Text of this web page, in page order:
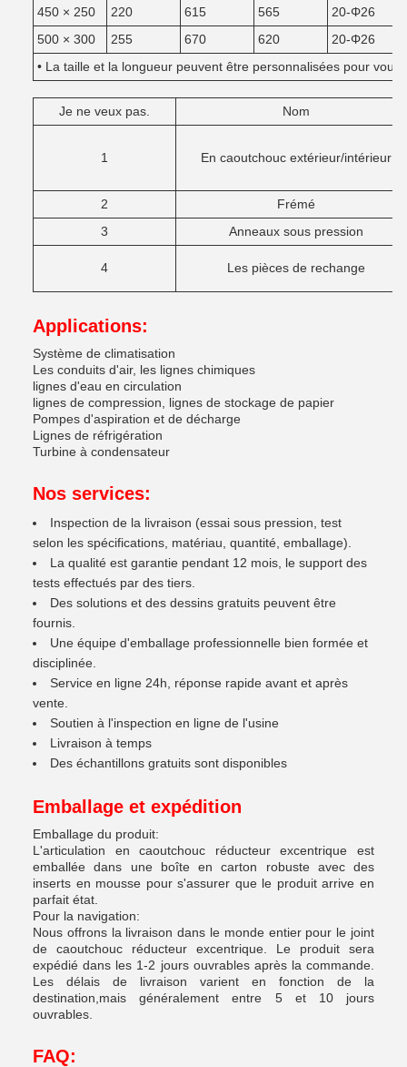
450 × 250 220 615 565 20-Φ26
500 × 300
255 670 620 20-Φ26
• La taille et la longueur peuvent être personnalisées pour vous.
Je ne veux pas. Nom
1 En caoutchouc extérieur/intérieur
2
Frémé
3
Anneaux sous pression
4 Les pièces de rechange
Applications:
Système de climatisation
Les conduits d'air, les lignes chimiques
lignes d'eau en circulation
lignes de compression, lignes de stockage de papier
Pompes d'aspiration et de décharge
Lignes de réfrigération
Turbine à condensateur
Nos services:
Inspection de la livraison (essai sous pression, test
selon les spécifications, matériau, quantité, emballage).
La qualité est garantie pendant 12 mois, le support des
tests effectués par des tiers.
Des solutions et des dessins gratuits peuvent être
fournis.
Une équipe d'emballage professionnelle bien formée et
disciplinée.
Service en ligne 24h, réponse rapide avant et après
vente.
Soutien à l'inspection en ligne de l'usine
Livraison à temps
Des échantillons gratuits sont disponibles
Emballage et expédition
Emballage du produit:
L'articulation en caoutchouc réducteur excentrique est
emballée dans une boîte en carton robuste avec des
inserts en mousse pour s'assurer que le produit arrive en
parfait état.
Pour la navigation:
Nous offrons la livraison dans le monde entier pour le joint
de caoutchouc réducteur excentrique. Le produit sera
expédié dans les 1-2 jours ouvrables après la commande.
Les délais de livraison varient en fonction de la
destination,mais généralement entre 5 et 10 jours
ouvrables.
FAQ: